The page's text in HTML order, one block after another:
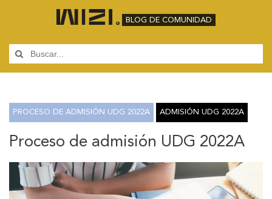
BLOG DE COMUNIDAD
PROCESO DE ADMISIÓN UDG 2022A ADMISIÓN UDG 2022A
Proceso de admisión UDG 2022A